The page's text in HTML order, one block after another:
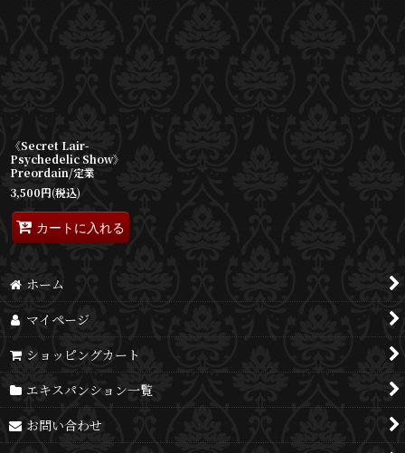
《Secret Lair-
Psychedelic Show》
Preordain/定業
3,500円(税込)
カートに入れる
ホーム
マイページ
ショッピングカート
エキスパンション一覧
お問い合わせ